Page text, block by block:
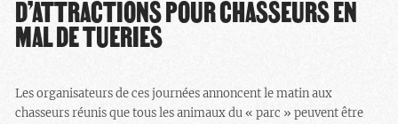
D’ATTRACTIONS POUR CHASSEURS EN
MAL DE TUERIES
Les organisateurs de ces journées annoncent le matin aux
chasseurs réunis que tous les animaux du « parc » peuvent être